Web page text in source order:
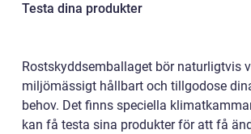
Testa dina produkter
Rostskyddsemballaget bör naturligtvis
miljömässigt hållbart och tillgodose
behov. Det finns speciella
kan få testa sina produkter för att få